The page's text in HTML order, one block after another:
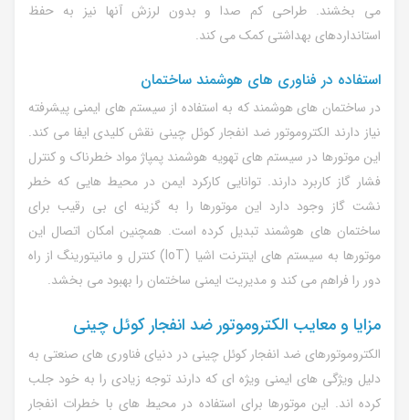
می بخشند. طراحی کم صدا و بدون لرزش آنها نیز به حفظ
استانداردهای بهداشتی کمک می کند.
استفاده در فناوری های هوشمند ساختمان
در ساختمان های هوشمند که به استفاده از سیستم های ایمنی پیشرفته
نیاز دارند الکتروموتور ضد انفجار کوئل چینی نقش کلیدی ایفا می کند.
این موتورها در سیستم های تهویه هوشمند پمپاژ مواد خطرناک و کنترل
فشار گاز کاربرد دارند. توانایی کارکرد ایمن در محیط هایی که خطر
نشت گاز وجود دارد این موتورها را به گزینه ای بی رقیب برای
ساختمان های هوشمند تبدیل کرده است. همچنین امکان اتصال این
موتورها به سیستم های اینترنت اشیا (IoT) کنترل و مانیتورینگ از راه
دور را فراهم می کند و مدیریت ایمنی ساختمان را بهبود می بخشد.
مزایا و معایب الکتروموتور ضد انفجار کوئل چینی
الکتروموتورهای ضد انفجار کوئل چینی در دنیای فناوری های صنعتی به
دلیل ویژگی های ایمنی ویژه ای که دارند توجه زیادی را به خود جلب
کرده اند. این موتورها برای استفاده در محیط های با خطرات انفجار